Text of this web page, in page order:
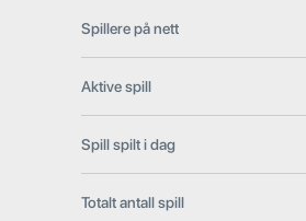
Spillere på nett
Aktive spill
Spill spilt i dag
Totalt antall spill